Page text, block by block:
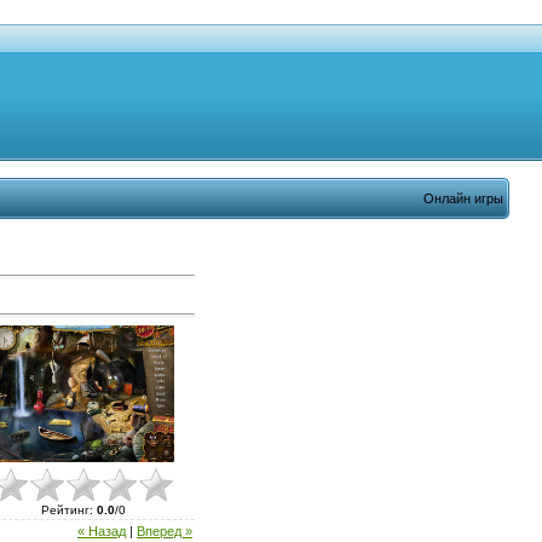
Онлайн игры
Рейтинг: 0.0/0
« Назад Вперед »